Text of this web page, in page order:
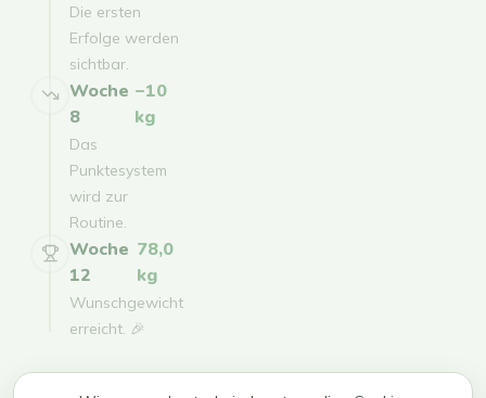
Die ersten
Erfolge werden
sichtbar.
Woche
8
−10
kg
Das
Punktesystem
wird zur
Routine.
Woche
12
78,0
kg
Wunschgewicht
erreicht. 🎉